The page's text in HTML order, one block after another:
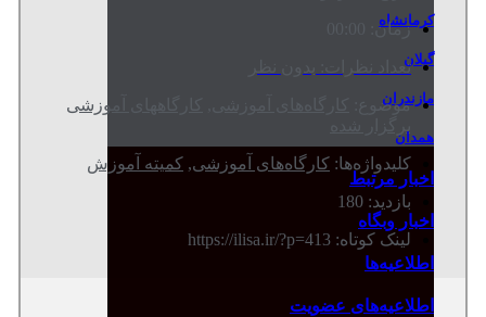
کرمانشاه
گیلان
مازندران
همدان
اخبار مرتبط
اخبار وبگاه
اطلاعیه‌ها
اطلاعیه‌های عضویت
زمان:
تعداد نظرات:
موضوع:
کارگاههای آموزشی
برگزار شده
کلیدواژه‌ها: کارگاه‌های آموزشی, کمیته آموزش
بازدید: 180
لینک کوتاه: https://ilisa.ir/?p=413